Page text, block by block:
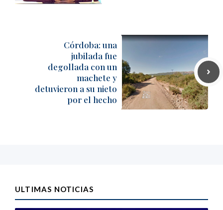
Córdoba: una
jubilada fue
degollada con un
machete y
detuvieron a su nieto
por el hecho
ULTIMAS NOTICIAS